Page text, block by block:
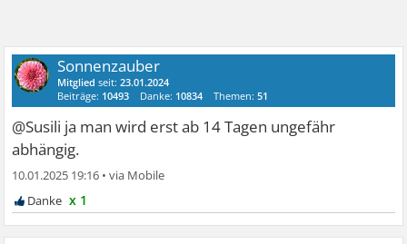
Sonnenzauber
Mitglied seit:23.01.2024
Beiträge: 10493 Danke: 10834 Themen:51
@Susili ja man wird erst ab 14 Tagen ungefähr
abhängig.
10.01.2025 19:16 •
x 1